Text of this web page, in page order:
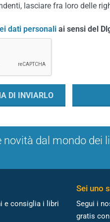
lasciare fra loro delle
dati personali ai sensi del
novità dal mondo dei
e consiglia i libri
Sei uno
Segui i
gratis